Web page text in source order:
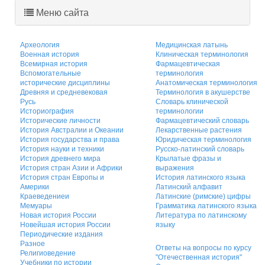
Меню сайта
Археология
Военная история
Всемирная история
Вспомогательные
исторические дисциплины
Древняя и средневековая
Русь
Историография
Исторические личности
История Австралии и Океании
История государства и права
История науки и техники
История древнего мира
История стран Азии и Африки
История стран Европы и
Америки
Краеведениеи
Мемуары
Новая история России
Новейшая история России
Периодические издания
Разное
Религиоведение
Учебники по истории
Медицинская латынь
Клиническая терминология
Фармацевтическая
терминология
Анатомическая терминология
Терминология в акушерстве
Словарь клинической
терминологии
Фармацевтический словарь
Лекарственные растения
Юридическая терминология
Русско-латинский словарь
Крылатые фразы и
выражения
История латинского языка
Латинский алфавит
Латинские (римские) цифры
Грамматика латинского языка
Литература по латинскому
языку
Ответы на вопросы по курсу
"Отечественная история"